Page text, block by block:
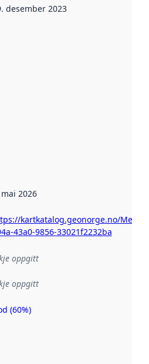
desember 2023
2026
kartkatalog.geonorge.no/
43a0-9856-33021f2232ba
oppgitt
oppgitt
(60%)